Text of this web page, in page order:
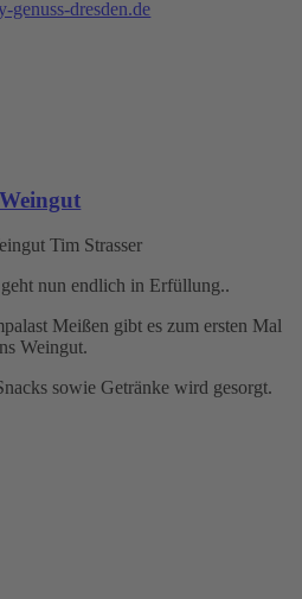
genuss-dresden.de
Tim Strasser
nun endlich in Erfüllung..
Meißen gibt es zum ersten Mal
Weingut.
sowie Getränke wird gesorgt.